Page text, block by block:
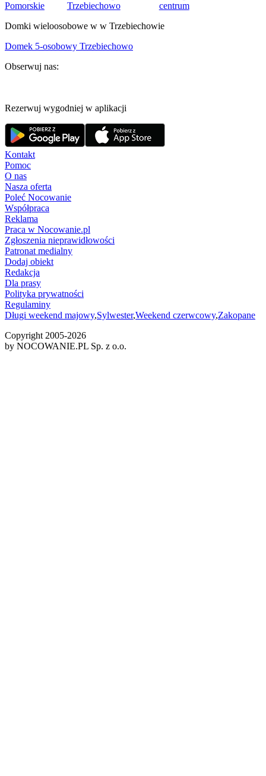
Pomorskie
Trzebiechowo
centrum
Domki wieloosobowe w w Trzebiechowie
Domek 5-osobowy Trzebiechowo
Obserwuj nas:
Rezerwuj wygodniej w aplikacji
Kontakt
Pomoc
O nas
Nasza oferta
Poleć Nocowanie
Współpraca
Reklama
Praca w Nocowanie.pl
Zgłoszenia nieprawidłowości
Patronat medialny
Dodaj obiekt
Redakcja
Dla prasy
Polityka prywatności
Regulaminy
Długi weekend majowy,Sylwester,Weekend czerwcowy,Zakopane
Copyright 2005-2026
by NOCOWANIE.PL Sp. z o.o.